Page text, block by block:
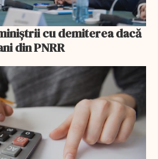
cu demiterea dacă
din PNRR